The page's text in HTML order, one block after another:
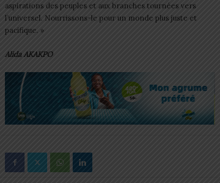
aspirations des peuples et aux branches tournées vers
l’universel. Nourrissons-le pour un monde plus juste et
pacifique. »
Alida AKAKPO